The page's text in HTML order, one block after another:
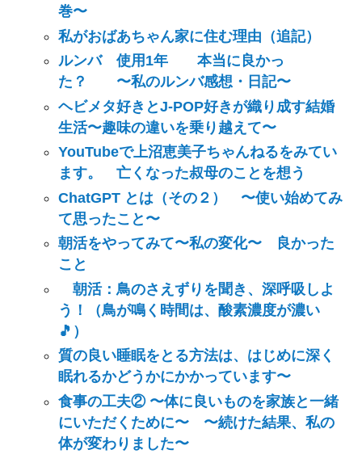
巻〜
私がおばあちゃん家に住む理由（追記）
ルンバ 使用1年 本当に良かっ
た？ 〜私のルンバ感想・日記〜
ヘビメタ好きとJ-POP好きが織り成す結婚
生活〜趣味の違いを乗り越えて〜
YouTubeで上沼恵美子ちゃんねるをみてい
ます。 亡くなった叔母のことを想う
ChatGPT とは（その２） 〜使い始めてみ
て思ったこと〜
朝活をやってみて〜私の変化〜 良かった
こと
朝活：鳥のさえずりを聞き、深呼吸しよ
う！（鳥が鳴く時間は、酸素濃度が濃い
🎵）
質の良い睡眠をとる方法は、はじめに深く
眠れるかどうかにかかっています〜
食事の工夫② 〜体に良いものを家族と一緒
にいただくために〜 〜続けた結果、私の
体が変わりました〜